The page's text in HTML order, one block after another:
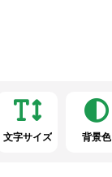
文字サイズ 背景色